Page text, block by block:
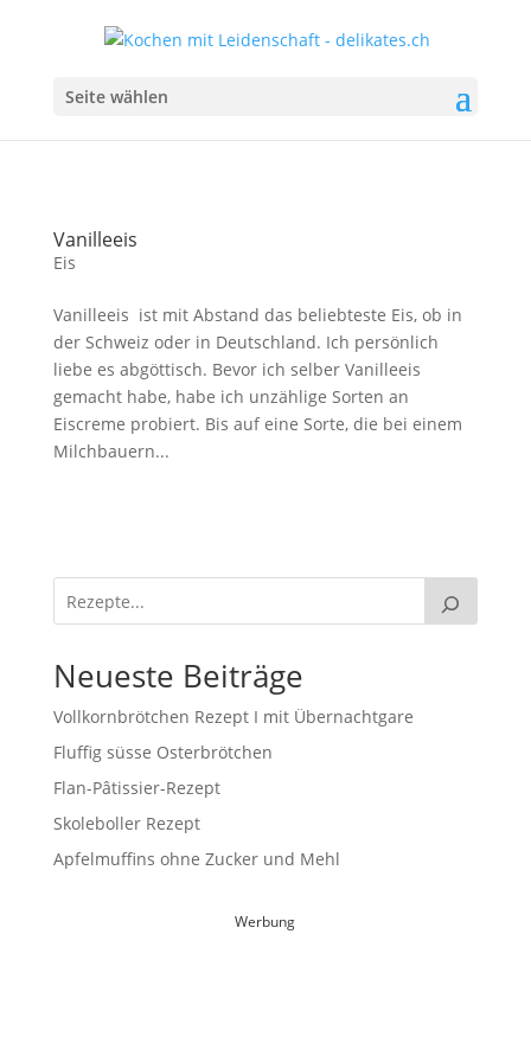
Seite wählen
Vanilleeis
Eis
Vanilleeis ist mit Abstand das beliebteste Eis, ob in
der Schweiz oder in Deutschland. Ich persönlich
liebe es abgöttisch. Bevor ich selber Vanilleeis
gemacht habe, habe ich unzählige Sorten an
Eiscreme probiert. Bis auf eine Sorte, die bei einem
Milchbauern...
Neueste Beiträge
Vollkornbrötchen Rezept I mit Übernachtgare
Fluffig süsse Osterbrötchen
Flan-Pâtissier-Rezept
Skoleboller Rezept
Apfelmuffins ohne Zucker und Mehl
Werbung